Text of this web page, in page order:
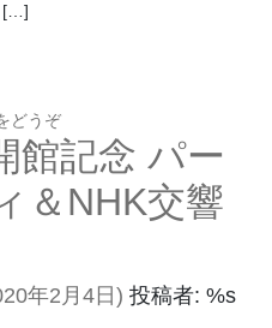
[…]
どうぞ
館記念 パー
＆NHK交響
年2月4日) 投稿者: %s